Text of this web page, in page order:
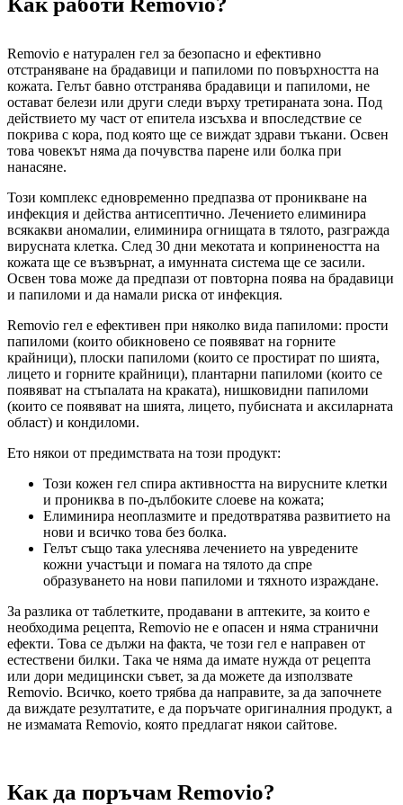
Removio е натурален гел за безопасно и ефективно
отстраняване на брадавици и папиломи по повърхността на
кожата. Гелът бавно отстранява брадавици и папиломи, не
остават белези или други следи върху третираната зона. Под
действието му част от епитела изсъхва и впоследствие се
покрива с кора, под която ще се виждат здрави тъкани. Освен
това човекът няма да почувства парене или болка при
нанасяне.
Този комплекс едновременно предпазва от проникване на
инфекция и действа антисептично. Лечението елиминира
всякакви аномалии, елиминира огнищата в тялото, разгражда
вирусната клетка. След 30 дни мекотата и копринеността на
кожата ще се възвърнат, а имунната система ще се засили.
Освен това може да предпази от повторна поява на брадавици
и папиломи и да намали риска от инфекция.
Removio гел е ефективен при няколко вида папиломи: прости
папиломи (които обикновено се появяват на горните
крайници), плоски папиломи (които се простират по шията,
лицето и горните крайници), плантарни папиломи (които се
появяват на стъпалата на краката), нишковидни папиломи
(които се появяват на шията, лицето, пубисната и аксиларната
област) и кондиломи.
Ето някои от предимствата на този продукт:
Този кожен гел спира активността на вирусните клетки
и прониква в по-дълбоките слоеве на кожата;
Елиминира неоплазмите и предотвратява развитието на
нови и всичко това без болка.
Гелът също така улеснява лечението на увредените
кожни участъци и помага на тялото да спре
образуването на нови папиломи и тяхното израждане.
За разлика от таблетките, продавани в аптеките, за които е
необходима рецепта, Removio не е опасен и няма странични
ефекти. Това се дължи на факта, че този гел е направен от
естествени билки. Така че няма да имате нужда от рецепта
или дори медицински съвет, за да можете да използвате
Removio. Всичко, което трябва да направите, за да започнете
да виждате резултатите, е да поръчате оригиналния продукт, а
не измамата Removio, която предлагат някои сайтове.
Как да поръчам Removio?